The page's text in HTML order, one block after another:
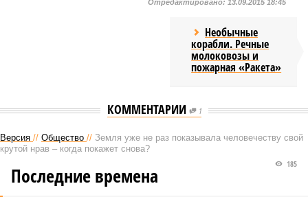
Отредактировано: 13.09.2015 18:45
Необычные
корабли. Речные
молоковозы и
пожарная «Ракета»
КОММЕНТАРИИ 1
Версия // Общество // Земля уже не раз показывала человечеству свой
крутой нрав – когда покажет снова?
185
Последние времена